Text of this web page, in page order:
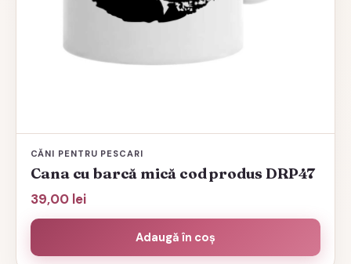
CĂNI PENTRU PESCARI
Cana cu barcă mică cod produs DRP47
39,00 lei
Adaugă în coș